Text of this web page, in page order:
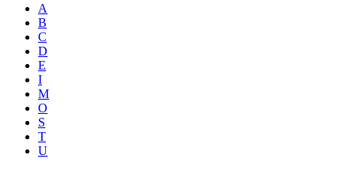
A
B
C
D
E
I
M
O
S
T
U